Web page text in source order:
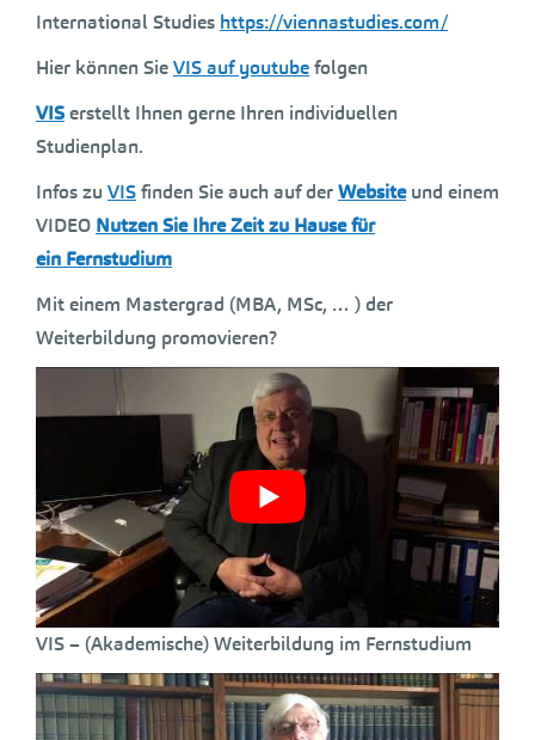
International Studies https://viennastudies.com/
Hier können SieVIS auf youtubefolgen
VISerstellt Ihnen gerne Ihren individuellen
Studienplan.
Infos zu VISfinden Sie auch auf derWebsiteund einem
VIDEO Nutzen Sie Ihre Zeit zu Hause für
ein Fernstudium
Mit einem Mastergrad (MBA, MSc, … ) der
Weiterbildung promovieren?
VIS – (Akademische) Weiterbildung im Fernstudium